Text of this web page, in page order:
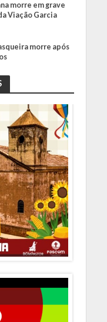
morre em grave
Viação Garcia
morre após